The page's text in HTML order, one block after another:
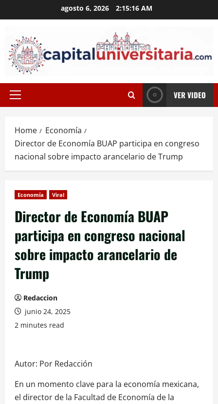
to
agosto 6, 2026 2:15:17 AM
Primary
VER VIDEO
Home
Economía
Director de Economía BUAP participa en congreso
nacional sobre impacto arancelario de Trump
Economía Viral
Director de Economía BUAP
participa en congreso nacional
sobre impacto arancelario de
Trump
Redaccion
junio 24, 2025
2 minutes read
Autor: Por Redacción
En un momento clave para la economía mexicana,
el director de la Facultad de Economía de la